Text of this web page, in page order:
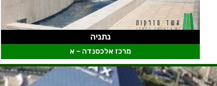
מרכז אלכסנדה – א
נתניה